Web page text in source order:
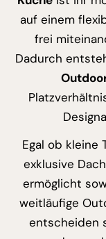
auf einem
frei
Dadurch
Egal ob kleine
exklusive
ermöglicht
weitläufige
entscheiden